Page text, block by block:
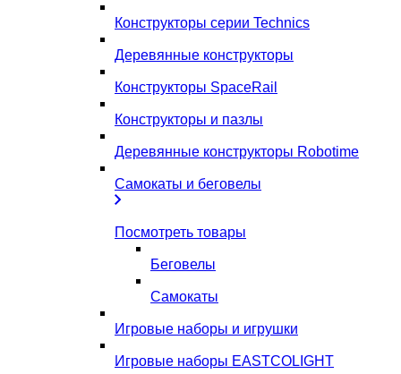
Конструкторы серии Technics
Деревянные конструкторы
Конструкторы SpaceRail
Конструкторы и пазлы
Деревянные конструкторы Robotime
Самокаты и беговелы
Посмотреть товары
Беговелы
Самокаты
Игровые наборы и игрушки
Игровые наборы EASTCOLIGHT